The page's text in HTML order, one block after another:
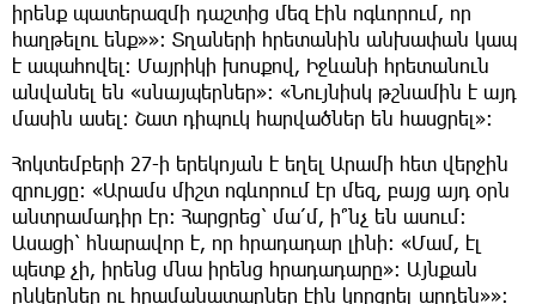
իրենք պատերազմի դաշտից մեզ էին ոգևորում, որ
հաղթելու ենք»»։ Տղաների հրետանին անխափան կապ
է ապահովել։ Մայրիկի խոսքով, Իջևանի հրետանուն
անվանել են «սնայպերներ»։ «Նույնիսկ թշնամին է այդ
մասին ասել։ Շատ դիպուկ հարվածներ են հասցրել»։
Հոկտեմբերի 27-ի երեկոյան է եղել Արամի հետ վերջին
զրույցը։ «Արամս միշտ ոգևորում էր մեզ, բայց այդ օրն
անտրամադիր էր։ Հարցրեց՝ մա՛մ, ի՞նչ են ասում։
Ասացի՝ հնարավոր է, որ հրադադար լինի։ «Մամ, էլ
պետք չի, իրենց մնա իրենց հրադադարը»։ Այնքան
ընկերներ ու հրամանատարներ էին կորցրել արդեն»»։